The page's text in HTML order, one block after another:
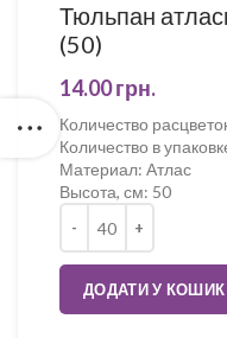
Тюльпан
(50)
14.00грн.
Количество
Количество в
Материал: Атлас
Высота, см: 50
ДОДАТИ У КОШИК